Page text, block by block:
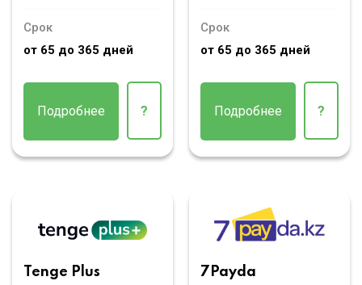
Срок
от 65 до 365 дней
Подробнее ?
Срок
от 65 до 365 дней
Подробнее ?
Tenge Plus
7Payda